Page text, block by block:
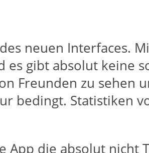
neuen Interfaces.
gibt absolut keine
Freunden zu sehen
bedingt. Statistiken
App die absolut nicht